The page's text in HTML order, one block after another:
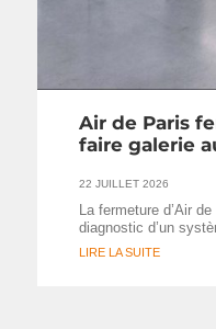
Air de Paris
faire galerie
22 JUILLET 2026
La fermeture d’Air
diagnostic d’un
LIRE LA SUITE